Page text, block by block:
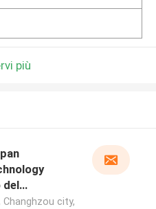
più
del
Changhzou city,